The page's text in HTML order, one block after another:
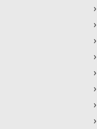
›
›
›
›
›
›
›
›